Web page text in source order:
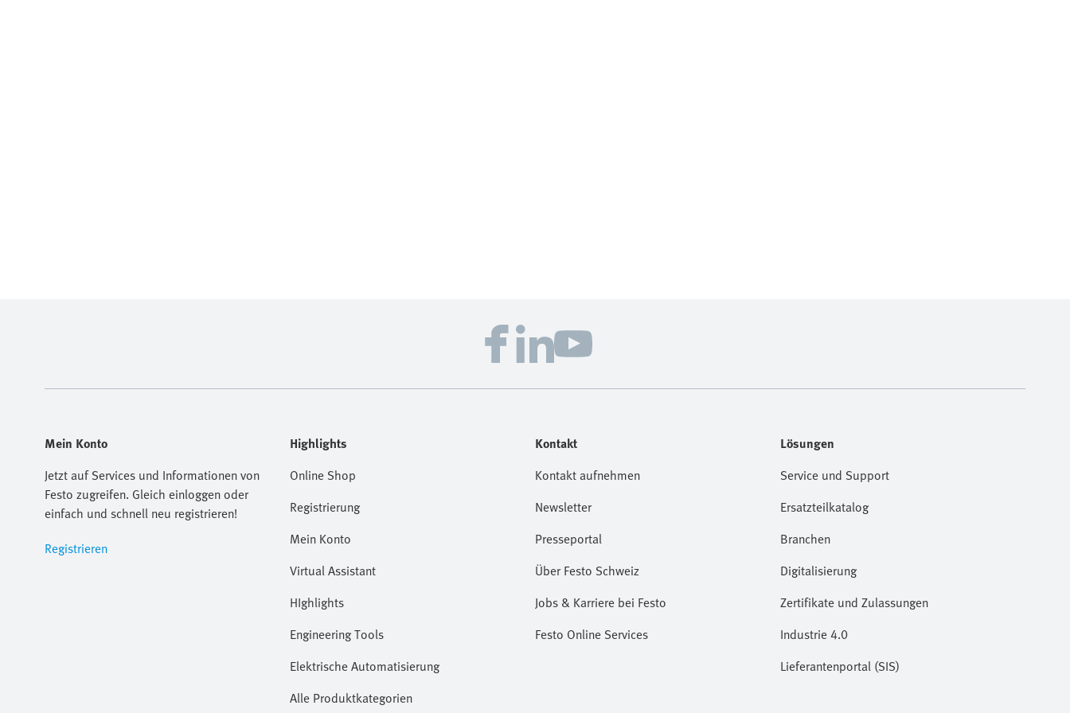
Mein Konto
Jetzt auf Services und Informationen von
Festo zugreifen. Gleich einloggen oder
einfach und schnell neu registrieren!
Registrieren
Highlights
Online Shop
Registrierung
Mein Konto
Virtual Assistant
HIghlights
Engineering Tools
Elektrische Automatisierung
Alle Produktkategorien
Kontakt
Kontakt aufnehmen
Newsletter
Presseportal
Über Festo Schweiz
Jobs & Karriere bei Festo
Festo Online Services
Lösungen
Service und Support
Ersatzteilkatalog
Branchen
Digitalisierung
Zertifikate und Zulassungen
Industrie 4.0
Lieferantenportal (SIS)